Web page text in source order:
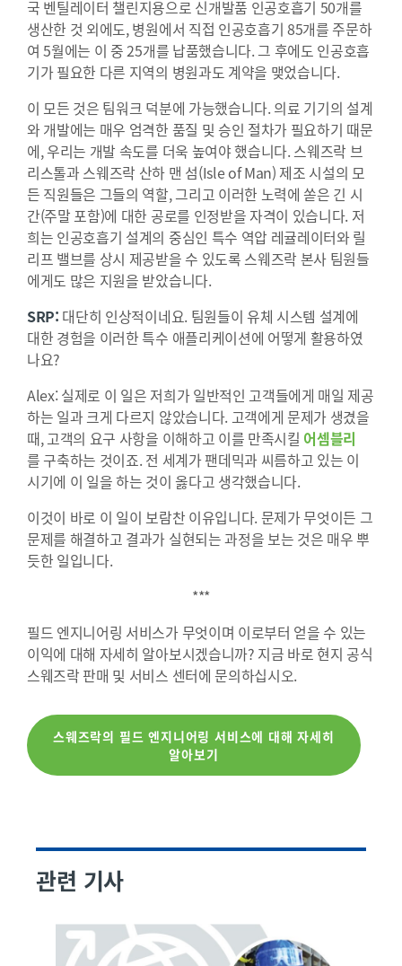
국 벤틸레이터 챌린지용으로 신개발품 인공호흡기 50개를
생산한 것 외에도, 병원에서 직접 인공호흡기 85개를 주문하
여 5월에는 이 중 25개를 납품했습니다. 그 후에도 인공호흡
기가 필요한 다른 지역의 병원과도 계약을 맺었습니다.
이 모든 것은 팀워크 덕분에 가능했습니다. 의료 기기의 설계
와 개발에는 매우 엄격한 품질 및 승인 절차가 필요하기 때문
에, 우리는 개발 속도를 더욱 높여야 했습니다. 스웨즈락 브
리스톨과 스웨즈락 산하 맨 섬(Isle of Man) 제조 시설의 모
든 직원들은 그들의 역할, 그리고 이러한 노력에 쏟은 긴 시
간(주말 포함)에 대한 공로를 인정받을 자격이 있습니다. 저
희는 인공호흡기 설계의 중심인 특수 역압 레귤레이터와 릴
리프 밸브를 상시 제공받을 수 있도록 스웨즈락 본사 팀원들
에게도 많은 지원을 받았습니다.
SRP: 대단히 인상적이네요. 팀원들이 유체 시스템 설계에
대한 경험을 이러한 특수 애플리케이션에 어떻게 활용하였
나요?
Alex: 실제로 이 일은 저희가 일반적인 고객들에게 매일 제공
하는 일과 크게 다르지 않았습니다. 고객에게 문제가 생겼을
때, 고객의 요구 사항을 이해하고 이를 만족시킬 어셈블리
를 구축하는 것이죠. 전 세계가 팬데믹과 씨름하고 있는 이
시기에 이 일을 하는 것이 옳다고 생각했습니다.
이것이 바로 이 일이 보람찬 이유입니다. 문제가 무엇이든 그
문제를 해결하고 결과가 실현되는 과정을 보는 것은 매우 뿌
듯한 일입니다.
***
필드 엔지니어링 서비스가 무엇이며 이로부터 얻을 수 있는
이익에 대해 자세히 알아보시겠습니까? 지금 바로 현지 공식
스웨즈락 판매 및 서비스 센터에 문의하십시오.
스웨즈락의 필드 엔지니어링 서비스에 대해 자세히
알아보기
관련 기사